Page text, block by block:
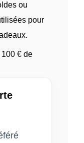
ou
pour
100 € de